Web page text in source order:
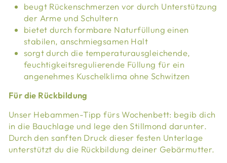
beugt Rückenschmerzen vor durch Unterstützung
der Arme und Schultern
bietet durch formbare Naturfüllung einen
stabilen, anschmiegsamen Halt
sorgt durch die temperaturausgleichende,
feuchtigkeitsregulierende Füllung für ein
angenehmes Kuschelklima ohne Schwitzen
Für die Rückbildung
Unser Hebammen-Tipp fürs Wochenbett: begib dich
in die Bauchlage und lege den Stillmond darunter.
Durch den sanften Druck dieser festen Unterlage
unterstützt du die Rückbildung deiner Gebärmutter.